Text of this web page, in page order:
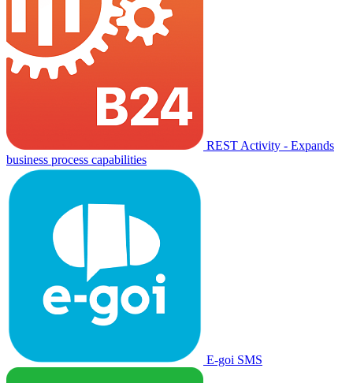
REST Activity - Expands
business process capabilities
E-goi SMS